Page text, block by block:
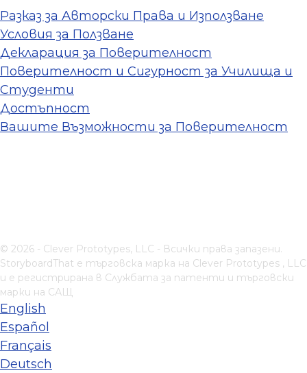
Разказ за Авторски Права и Използване
Условия за Ползване
Декларация за Поверителност
Поверителност и Сигурност за Училища и
Студенти
Достъпност
Вашите Възможности за Поверителност
© 2026 - Clever Prototypes, LLC - Всички права запазени.
StoryboardThat е търговска марка на Clever Prototypes , LLC
и е регистрирана в Службата за патенти и търговски
марки на САЩ
English
Español
Français
Deutsch